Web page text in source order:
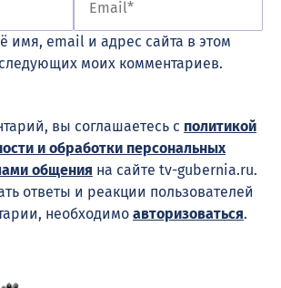
имя, email и адрес сайта в этом
моих комментариев.
вы соглашаетесь с политикой
и обработки персональных
общения на сайте tv-gubernia.ru.
ответы и реакции пользователей
необходимо авторизоваться.